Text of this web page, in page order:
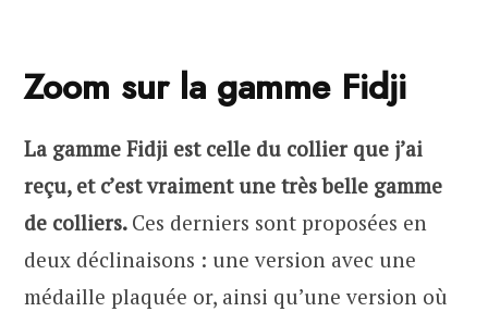
Zoom sur la gamme Fidji
La gamme Fidji est celle du collier que j’ai
reçu, et c’est vraiment une très belle gamme
de colliers. Ces derniers sont proposées en
deux déclinaisons : une version avec une
médaille plaquée or, ainsi qu’une version où